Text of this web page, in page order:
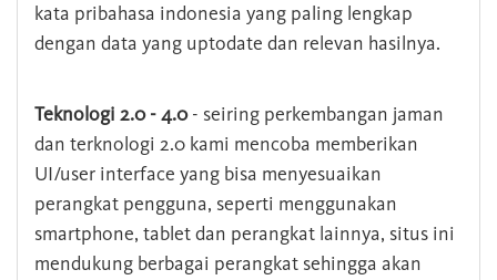
kata pribahasa indonesia yang paling lengkap
dengan data yang uptodate dan relevan hasilnya.
Teknologi 2.0 - 4.0- seiring perkembangan jaman
dan terknologi 2.0 kami mencoba memberikan
UI/user interface yang bisa menyesuaikan
perangkat pengguna, seperti menggunakan
smartphone, tablet dan perangkat lainnya, situs ini
mendukung berbagai perangkat sehingga akan